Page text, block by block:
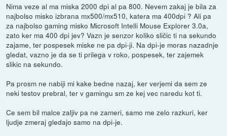
Nima veze al ma miska 2000 dpi al pa 800. Nevem zakaj je bila za
najbolso misko izbrana mx500/mx510, katera ma 400dpi ? Ali pa
za najbolso gaming misko Microsoft Intelli Mouse Explorer 3.0a,
zato ker ma 400 dpi jev? Vazn je senzor koliko sličic ti na sekundo
zajame, ter pospesek miske ne pa dpi-ji. Na dpi-je moras nazadnje
gledat, vazno je da se ti prilega v roko, pospesek, ter zajemek
slikic na sekundo.
Pa prosm ne nabiji mi kake bedne nazaj, ker verjemi da sem ze
neki testov prebral, ter v gamingu sm ze kej vec naredu kot ti.
Ce sem bil malce zaljiv pa ne zameri, samo me zelo razkuri, ker
ljudje zmeraj gledajo samo na dpi-je.